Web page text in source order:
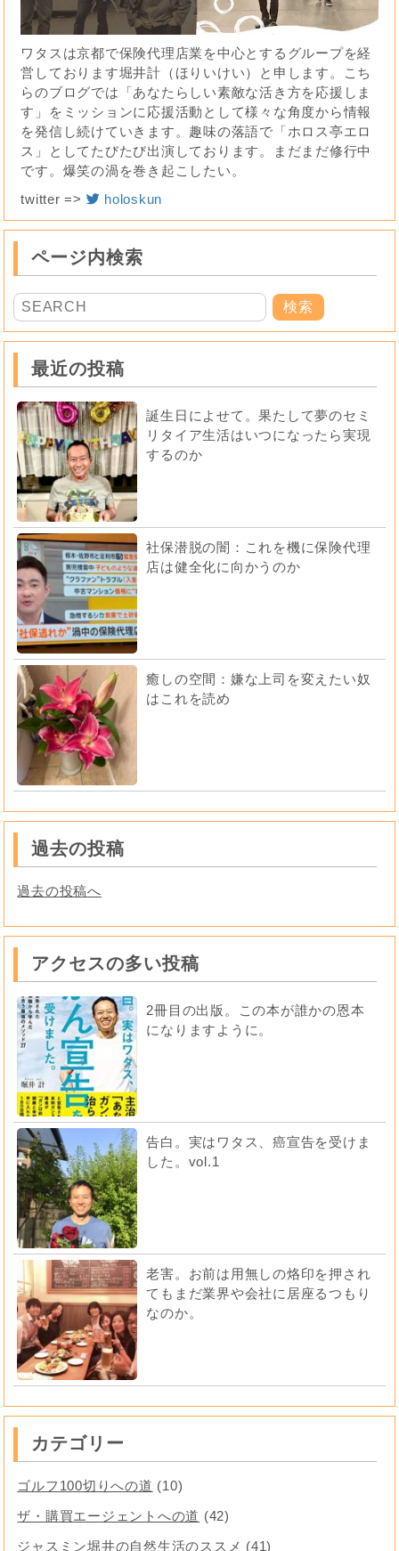
ワタスは京都で保険代理店業を中心とするグループを経
営しております堀井計（ほりいけい）と申します。こち
らのブログでは「あなたらしい素敵な活き方を応援しま
す」をミッションに応援活動として様々な角度から情報
を発信し続けていきます。趣味の落語で「ホロス亭エロ
ス」としてたびたび出演しております。まだまだ修行中
です。爆笑の渦を巻き起こしたい。
twitter =>
holoskun
ページ内検索
最近の投稿
誕生日によせて。果たして夢のセミ
リタイア生活はいつになったら実現
するのか
社保潜脱の闇：これを機に保険代理
店は健全化に向かうのか
癒しの空間：嫌な上司を変えたい奴
はこれを読め
過去の投稿
過去の投稿へ
アクセスの多い投稿
2冊目の出版。この本が誰かの恩本
になりますように。
告白。実はワタス、癌宣告を受けま
した。vol.1
老害。お前は用無しの烙印を押され
てもまだ業界や会社に居座るつもり
なのか。
カテゴリー
ゴルフ100切りへの道 (10)
ザ・購買エージェントへの道 (42)
ジャスミン堀井の自然生活のススメ (41)